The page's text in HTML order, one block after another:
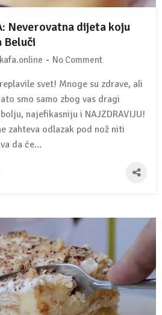
Neverovatna dijeta koju
Beluči
kafa.online - No Comment
svet! Mnoge su zdrave, ali
smo samo zbog vas dragi
najefikasniju i NAJZDRAVIJU!
zahteva odlazak pod nož niti
da će…